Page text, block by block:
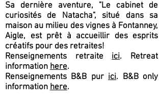
Sa dernière aventure, "Le cabinet de
curiosités de Natacha", situé dans sa
maison au milieu des vignes à Fontanney,
Aigle, est prêt à accueillir des esprits
créatifs pour des retraites!
Renseignements retraiteici. Retreat
information here.
Renseignements B&B purici. B&B only
information here.